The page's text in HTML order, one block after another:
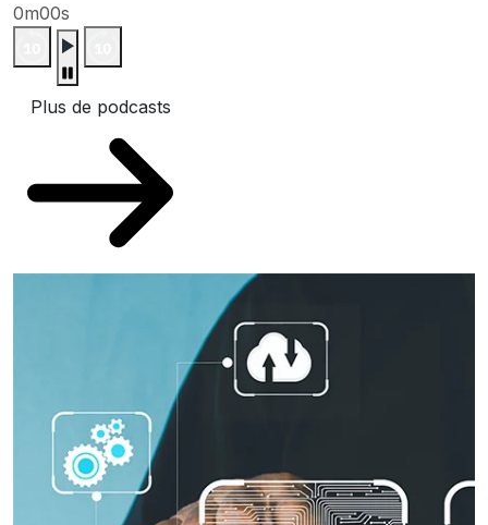
0m00s
Plus de podcasts